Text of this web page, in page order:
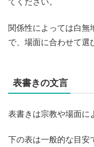
てください。
関係性によっては白無
で、場面に合わせて選
表書きの文言
表書きは宗教や場面に
下の表は一般的な目安